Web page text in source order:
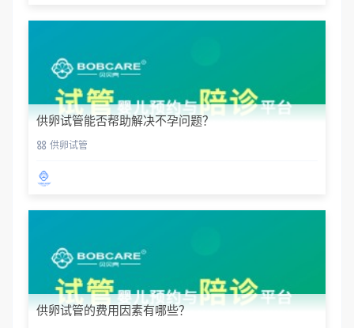
供卵试管能否帮助解决不孕问题？
供卵试管
供卵试管的费用因素有哪些？